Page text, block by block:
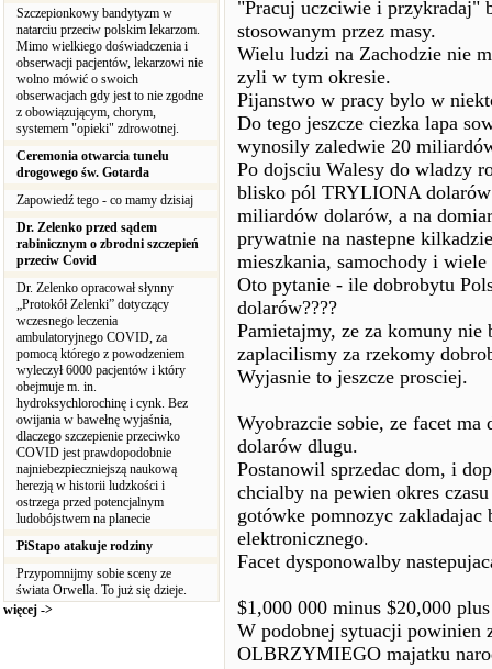
Szczepionkowy bandytyzm w
natarciu przeciw polskim lekarzom.
Mimo wielkiego doświadczenia i
obserwacji pacjentów, lekarzowi nie
wolno mówić o swoich
obserwacjach gdy jest to nie zgodne
z obowiązującym, chorym,
systemem "opieki" zdrowotnej.
Ceremonia otwarcia tunelu
drogowego św. Gotarda
Zapowiedź tego - co mamy dzisiaj
Dr. Zelenko przed sądem
rabinicznym o zbrodni szczepień
przeciw Covid
Dr. Zelenko opracował słynny
„Protokół Zelenki” dotyczący
wczesnego leczenia
ambulatoryjnego COVID, za
pomocą którego z powodzeniem
wyleczył 6000 pacjentów i który
obejmuje m. in.
hydroksychlorochinę i cynk. Bez
owijania w bawełnę wyjaśnia,
dlaczego szczepienie przeciwko
COVID jest prawdopodobnie
najniebezpieczniejszą naukową
herezją w historii ludzkości i
ostrzega przed potencjalnym
ludobójstwem na planecie
PiStapo atakuje rodziny
Przypomnijmy sobie sceny ze
świata Orwella. To już się dzieje.
więcej ->
"Pracuj uczciwie i przykradaj"
stosowanym przez masy.
Wielu ludzi na Zachodzie nie
zyli w tym okresie.
Pijanstwo w pracy bylo w
Do tego jeszcze ciezka lapa
wynosily zaledwie 20
Po dojsciu Walesy do wladzy
blisko pól TRYLIONA dolarów
miliardów dolarów, a na
prywatnie na nastepne
mieszkania, samochody i
Oto pytanie - ile dobrobytu
dolarów????
Pamietajmy, ze za komuny
zaplacilismy za rzekomy
Wyjasnie to jeszcze prosciej.
Wyobrazcie sobie, ze facet
dolarów dlugu.
Postanowil sprzedac dom, i
chcialby na pewien okres
gotówke pomnozyc zakladajac
elektronicznego.
Facet dysponowalby
$1,000 000 minus $20,000
W podobnej sytuacji powinien
OLBRZYMIEGO majatku